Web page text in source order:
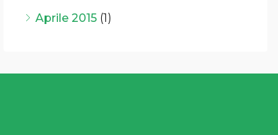
Aprile 2015(1)